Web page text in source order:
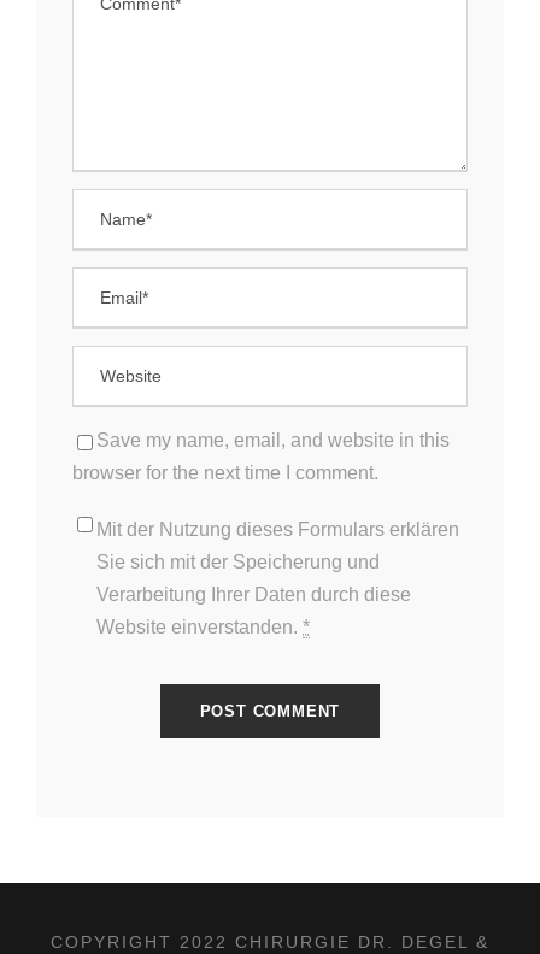
Save my name, email, and website in this
browser for the next time I comment.
Mit der Nutzung dieses Formulars erklären
Sie sich mit der Speicherung und
Verarbeitung Ihrer Daten durch diese
Website einverstanden. *
COPYRIGHT 2022 CHIRURGIE DR. DEGEL &